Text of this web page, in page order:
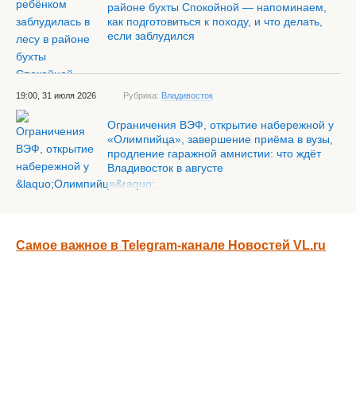
районе бухты Спокойной — напоминаем,
как подготовиться к походу, и что делать,
если заблудился
19:00, 31 июля 2026 Рубрика: Владивосток
Ограничения ВЭФ, открытие набережной у
«Олимпийца», завершение приёма в вузы,
продление гаражной амнистии: что ждёт
Владивосток в августе
Самое важное в Telegram-канале Новостей VL.ru